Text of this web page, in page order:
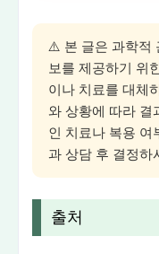
⚠️ 본 글은 과학적
보를 제공하기 위
이나 치료를 대체
와 상황에 따라 결
인 치료나 복용 여
과 상담 후 결정하
출처